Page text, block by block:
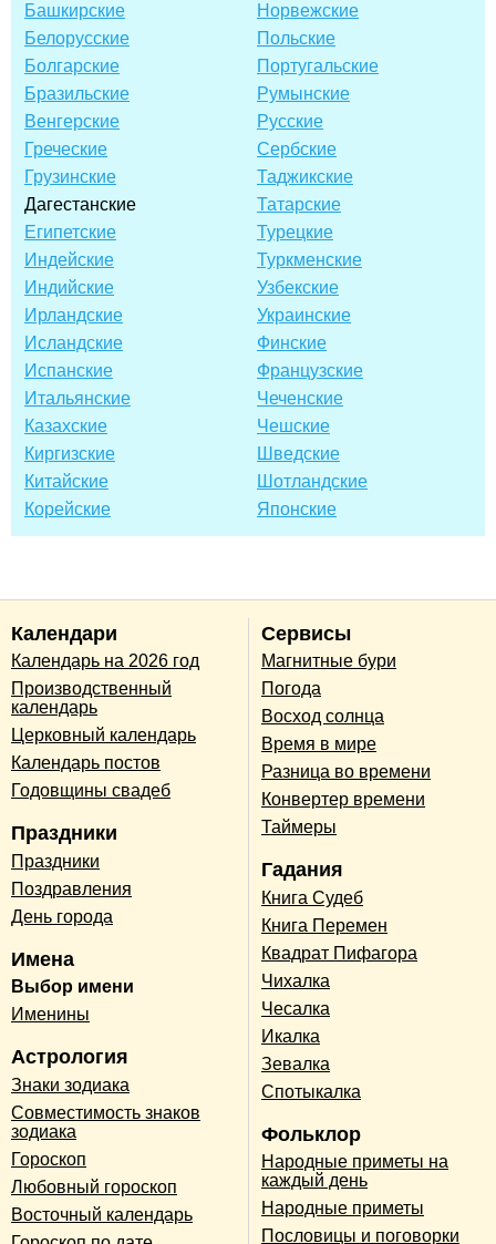
Башкирские
Белорусские
Болгарские
Бразильские
Венгерские
Греческие
Грузинские
Дагестанские
Египетские
Индейские
Индийские
Ирландские
Исландские
Испанские
Итальянские
Казахские
Киргизские
Китайские
Корейские
Норвежские
Польские
Португальские
Румынские
Русские
Сербские
Таджикские
Татарские
Турецкие
Туркменские
Узбекские
Украинские
Финские
Французские
Чеченские
Чешские
Шведские
Шотландские
Японские
Календари
Календарь на 2026 год
Производственный
календарь
Церковный календарь
Календарь постов
Годовщины свадеб
Праздники
Праздники
Поздравления
День города
Имена
Выбор имени
Именины
Астрология
Знаки зодиака
Совместимость знаков
зодиака
Гороскоп
Любовный гороскоп
Восточный календарь
Сервисы
Магнитные бури
Погода
Восход солнца
Время в мире
Разница во времени
Конвертер времени
Таймеры
Гадания
Книга Судеб
Книга Перемен
Квадрат Пифагора
Чихалка
Чесалка
Икалка
Зевалка
Спотыкалка
Фольклор
Народные приметы на
каждый день
Народные приметы
Пословицы и поговорки